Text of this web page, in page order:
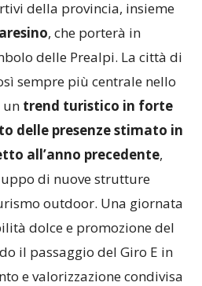
della provincia, insieme
, che porterà in
delle Prealpi. La città di
sempre più centrale nello
un trend turistico in forte
delle presenze stimato in
all’anno precedente,
di nuove strutture
outdoor. Una giornata
dolce e promozione del
il passaggio del Giro E in
e valorizzazione condivisa